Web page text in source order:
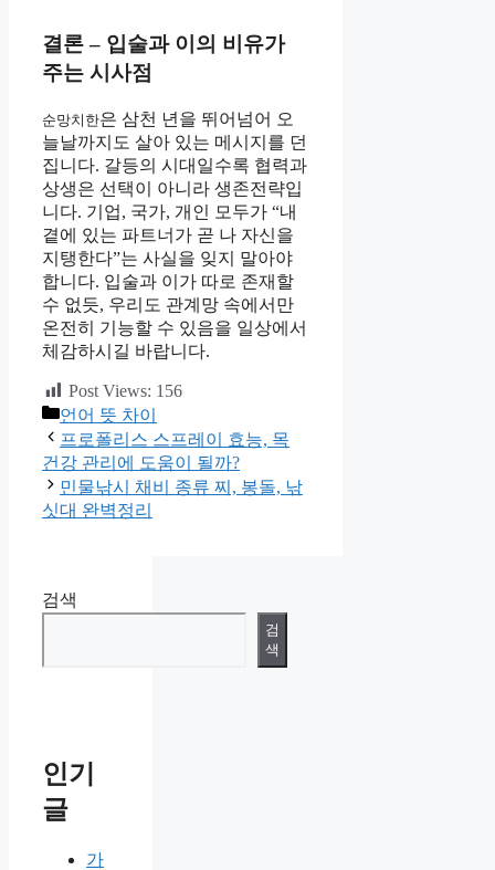
결론 – 입술과 이의 비유가
주는 시사점
순망치한은 삼천 년을 뛰어넘어 오
늘날까지도 살아 있는 메시지를 던
집니다. 갈등의 시대일수록 협력과
상생은 선택이 아니라 생존전략입
니다. 기업, 국가, 개인 모두가 “내
곁에 있는 파트너가 곧 나 자신을
지탱한다”는 사실을 잊지 말아야
합니다. 입술과 이가 따로 존재할
수 없듯, 우리도 관계망 속에서만
온전히 기능할 수 있음을 일상에서
체감하시길 바랍니다.
Post Views: 156
카
테
고
리
언어 뜻 차이
프로폴리스 스프레이 효능, 목
건강 관리에 도움이 될까?
민물낚시 채비 종류 찌, 봉돌, 낚
싯대 완벽정리
검색
검
색
인기
글
가